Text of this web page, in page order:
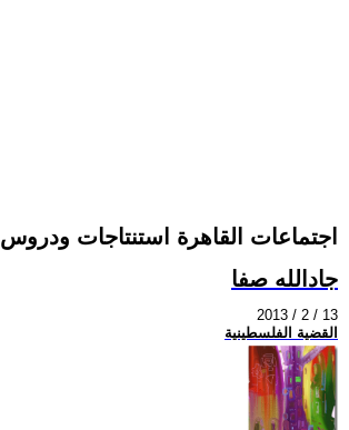
´اجتماعات القاهرة استنتاجات ودروس
جادالله صفا
2013 / 2 / 13
القضية الفلسطينية